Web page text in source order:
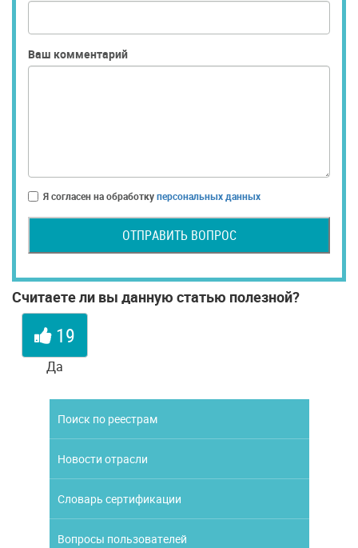
Ваш комментарий
Я согласен на обработкуперсональных данных
ОТПРАВИТЬ ВОПРОС
Считаете ли вы данную статью полезной?
19
Да
Поиск по реестрам
Новости отрасли
Словарь сертификации
Вопросы пользователей